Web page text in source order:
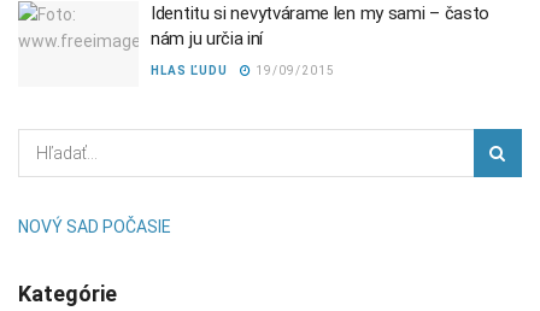
Identitu si nevytvárame len my sami – často
nám ju určia iní
HLAS ĽUDU 19/09/2015
NOVÝ SAD POČASIE
Kategórie